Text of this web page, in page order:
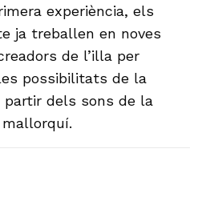
experiència, els
ja treballen en noves
de l’illa per
possibilitats de la
partir dels sons de la